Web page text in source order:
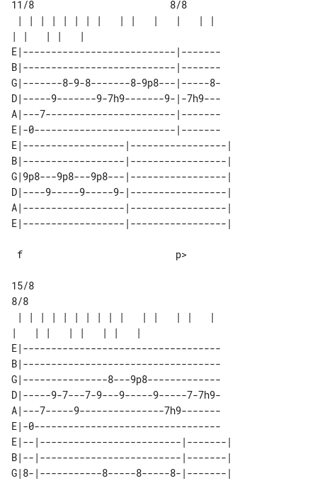
11/8                        8/8
E|---------------------------|-------
B|---------------------------|-------
G|-------8-9-8-------8-9p8---|-----8-
D|-----9-------9-7h9-------9-|-7h9---
A|---7-----------------------|-------
E|-0-------------------------|-------
E|------------------|-----------------|
B|------------------|-----------------|
G|9p8---9p8---9p8---|-----------------|
D|----9-----9-----9-|-----------------|
A|------------------|-----------------|
15/8
8/8
E|-----------------------------------
B|-----------------------------------
G|---------------8---9p8-------------
D|-----9-7---7-9---9-----9-----7-7h9-
A|---7-----9---------------7h9-------
E|-0---------------------------------
E|--|-------------------------|-------|
B|--|-------------------------|-------|
G|8-|-----------8-----8-----8-|-------|